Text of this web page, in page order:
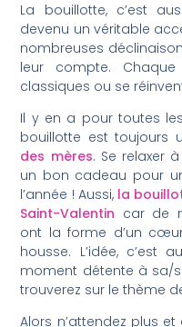
La bouillotte, c’est
devenu un véritable
nombreuses
leur compte.
classiques ou se
Il y en a pour toutes
bouillotte est toujours
des mères. Se relaxer
un bon cadeau pour
l’année ! Aussi, la
Saint-Valentin car de
ont la forme d’un
housse. L’idée, c’est
moment détente à sa/
trouverez sur le thème
Alors n’attendez plus